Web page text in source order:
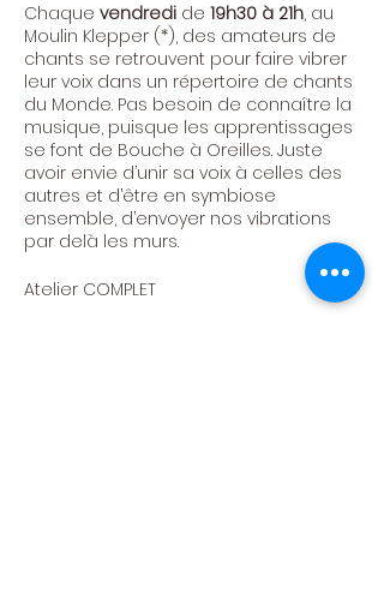
Chaque vendredi de 19h30 à 21h, au
Moulin Klepper (*), des amateurs de
chants se retrouvent pour faire vibrer
leur voix dans un répertoire de chants
du Monde. Pas besoin de connaître la
musique, puisque les apprentissages
se font de Bouche à Oreilles. Juste
avoir envie d’unir sa voix à celles des
autres et d’être en symbiose
ensemble, d’envoyer nos vibrations
par delà les murs.
Atelier COMPLET